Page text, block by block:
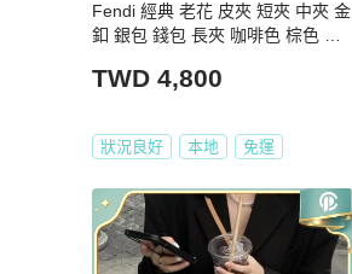
Fendi 經典 老花 皮夾 短夾 中夾 金
釦 銀包 錢包 長夾 咖啡色 棕色 深
TWD 4,800
狀況良好 本地 免運